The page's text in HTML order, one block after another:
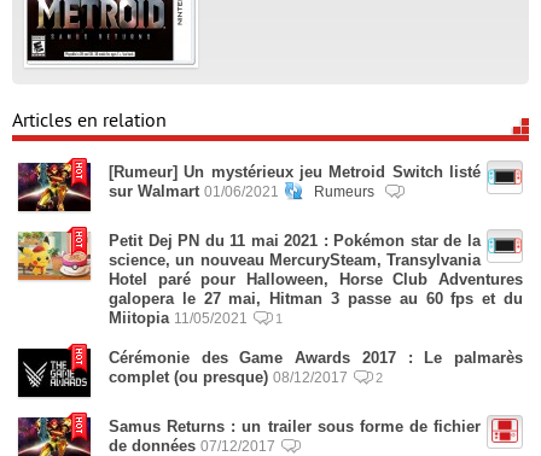
Articles en relation
[Rumeur] Un mystérieux jeu Metroid Switch listé
sur Walmart 01/06/2021 Rumeurs
Petit Dej PN du 11 mai 2021 : Pokémon star de la
science, un nouveau MercurySteam, Transylvania
Hotel paré pour Halloween, Horse Club Adventures
galopera le 27 mai, Hitman 3 passe au 60 fps et du
Miitopia 11/05/2021 1
Cérémonie des Game Awards 2017 : Le palmarès
complet (ou presque) 08/12/2017 2
Samus Returns : un trailer sous forme de fichier
de données 07/12/2017